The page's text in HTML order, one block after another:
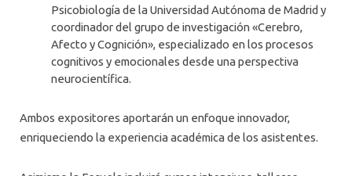
Psicobiología de la Universidad Autónoma de Madrid y
coordinador del grupo de investigación «Cerebro,
Afecto y Cognición», especializado en los procesos
cognitivos y emocionales desde una perspectiva
neurocientífica.
Ambos expositores aportarán un enfoque innovador,
enriqueciendo la experiencia académica de los asistentes.